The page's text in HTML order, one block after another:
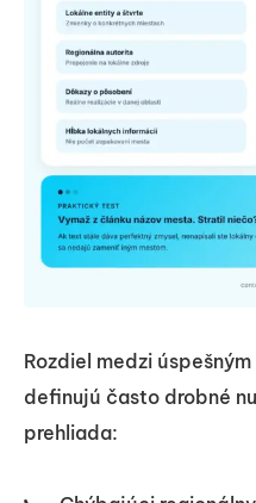
Rozdiel medzi
definujú často drobné
prehliada: